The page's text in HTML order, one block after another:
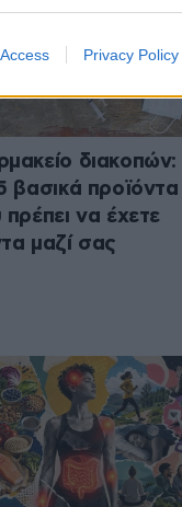
Privacy Policy
διακοπών:
βασικά προϊόντα
πρέπει να έχετε
μαζί σας